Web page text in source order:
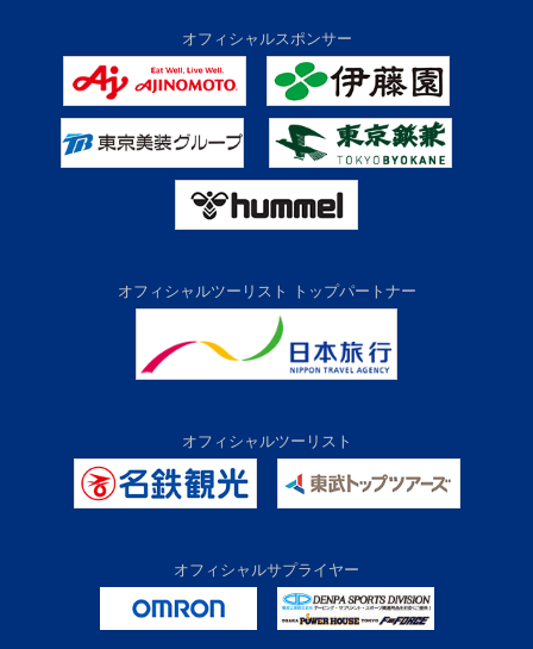
オフィシャルスポンサー
オフィシャルツーリスト トップパートナー
オフィシャルツーリスト
オフィシャルサプライヤー